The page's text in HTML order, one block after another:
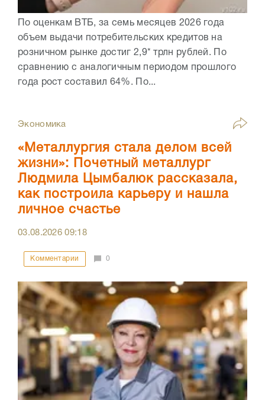
По оценкам ВТБ, за семь месяцев 2026 года
объем выдачи потребительских кредитов на
розничном рынке достиг 2,9* трлн рублей. По
сравнению с аналогичным периодом прошлого
года рост составил 64%. По...
Экономика
«Металлургия стала делом всей
жизни»: Почетный металлург
Людмила Цымбалюк рассказала,
как построила карьеру и нашла
личное счастье
03.08.202609:18
Комментарии 0